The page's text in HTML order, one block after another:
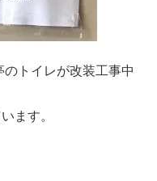
トイレが改装工事中
ます。